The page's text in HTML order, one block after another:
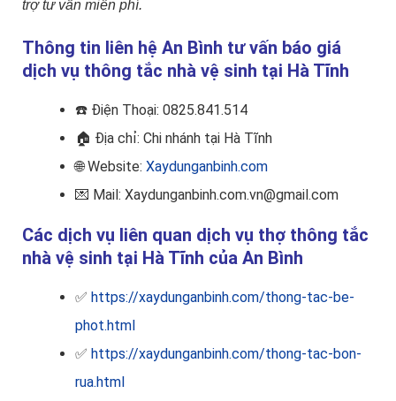
trợ tư vấn miễn phí.
Thông tin liên hệ An Bình tư vấn báo giá
dịch vụ thông tắc nhà vệ sinh tại Hà Tĩnh
☎️ Điện Thoại: 0825.841.514
🏠 Địa chỉ: Chi nhánh tại Hà Tĩnh
🌐 Website: Xaydunganbinh.com
💌 Mail: Xaydunganbinh.com.vn@gmail.com
Các dịch vụ liên quan dịch vụ thợ thông tắc
nhà vệ sinh tại Hà Tĩnh của An Bình
✅ https://xaydunganbinh.com/thong-tac-be-
phot.html
✅ https://xaydunganbinh.com/thong-tac-bon-
rua.html